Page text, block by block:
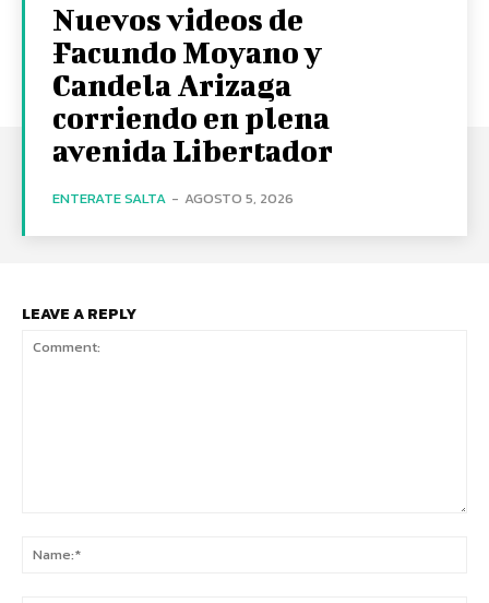
Nuevos videos de
Facundo Moyano y
Candela Arizaga
corriendo en plena
avenida Libertador
ENTERATE SALTA - AGOSTO 5, 2026
LEAVE A REPLY